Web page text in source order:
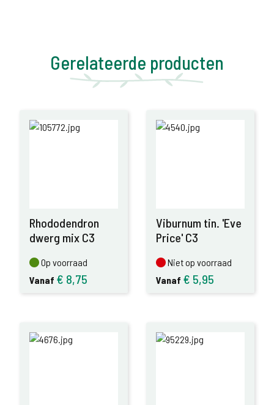
Gerelateerde producten
Rhododendron
dwerg mix C3
Op voorraad
Op voorraad
Vanaf € 8,75
Viburnum tin. 'Eve
Price' C3
Niet op voorraad
Niet op voorraad
Vanaf € 5,95